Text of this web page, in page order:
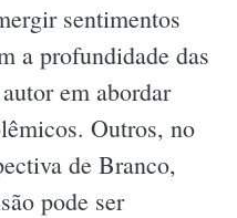
sentimentos
a profundidade das
em abordar
Outros, no
de Branco,
pode ser